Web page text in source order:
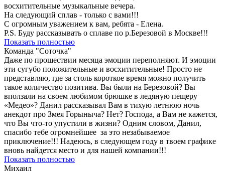
восхитительные музыкальные вечера.
На следующий сплав - только с вами!!!
С огромным уважением к вам, ребята - Елена.
P.S. Буду рассказывать о сплаве по р.Березовой в Москве!!!
Показать полностью
Команда "Соточка"
Даже по прошествии месяца эмоции переполняют. И эмоции
эти сугубо положительные и восхитительные! Просто не
представляю, где за столь короткое время можно получить
такое количество позитива. Вы были на Березовой? Вы
вползали на своем любимом брюшке в ледяную пещеру
«Медео»? Данил рассказывал Вам в тихую летнюю ночь
анекдот про Змея Горыныча? Нет? Господа, а Вам не кажется,
что Вы что-то упустили в жизни? Одним словом, Данил,
спасибо тебе огромнейшее за это незабываемое
приключение!!! Надеюсь, в следующем году в твоем графике
вновь найдется место и для нашей компании!!!
Показать полностью
Михаил